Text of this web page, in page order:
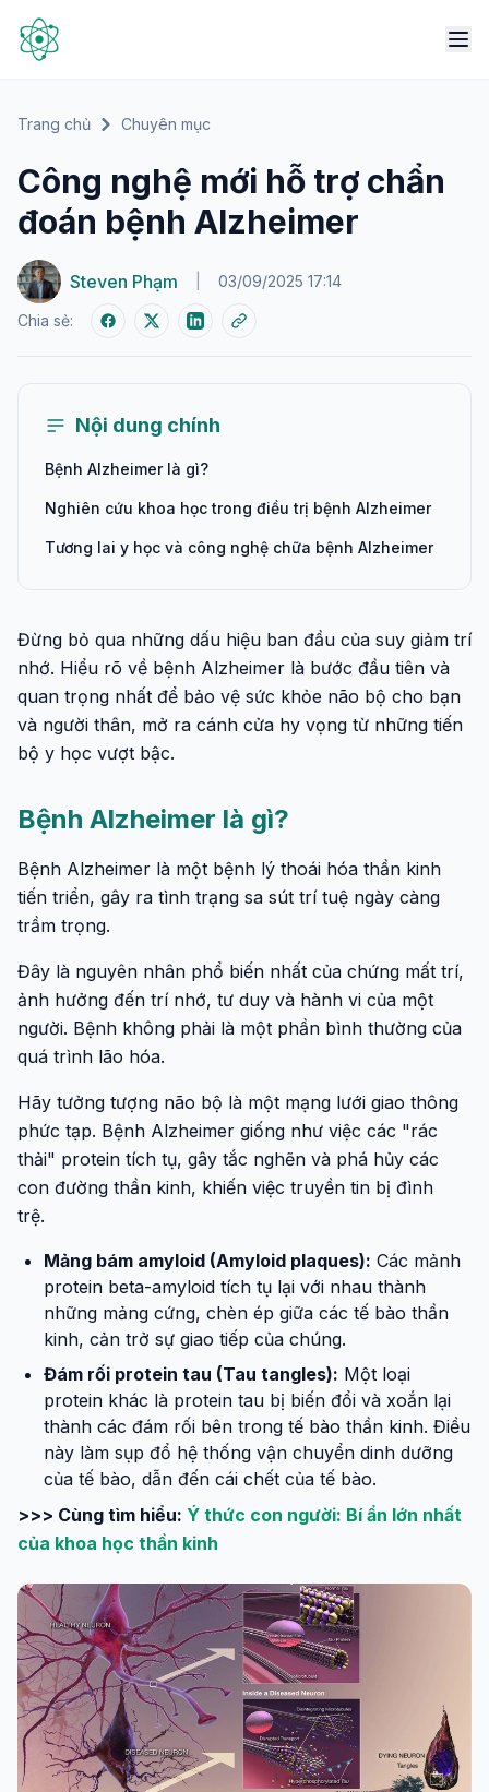
Trang chủ Chuyên mục
Công nghệ mới hỗ trợ chẩn
đoán bệnh Alzheimer
Steven Phạm 03/09/2025 17:14
Chia sẻ:
Nội dung chính
Bệnh Alzheimer là gì?
Nghiên cứu khoa học trong điều trị bệnh Alzheimer
Tương lai y học và công nghệ chữa bệnh Alzheimer
Đừng bỏ qua những dấu hiệu ban đầu của suy giảm trí
nhớ. Hiểu rõ về bệnh Alzheimer là bước đầu tiên và
quan trọng nhất để bảo vệ sức khỏe não bộ cho bạn
và người thân, mở ra cánh cửa hy vọng từ những tiến
bộ y học vượt bậc.
Bệnh Alzheimer là gì?
Bệnh Alzheimer là một bệnh lý thoái hóa thần kinh
tiến triển, gây ra tình trạng sa sút trí tuệ ngày càng
trầm trọng.
Đây là nguyên nhân phổ biến nhất của chứng mất trí,
ảnh hưởng đến trí nhớ, tư duy và hành vi của một
người. Bệnh không phải là một phần bình thường của
quá trình lão hóa.
Hãy tưởng tượng não bộ là một mạng lưới giao thông
phức tạp. Bệnh Alzheimer giống như việc các "rác
thải" protein tích tụ, gây tắc nghẽn và phá hủy các
con đường thần kinh, khiến việc truyền tin bị đình
trệ.
Mảng bám amyloid (Amyloid plaques): Các mảnh
protein beta-amyloid tích tụ lại với nhau thành
những mảng cứng, chèn ép giữa các tế bào thần
kinh, cản trở sự giao tiếp của chúng.
Đám rối protein tau (Tau tangles): Một loại
protein khác là protein tau bị biến đổi và xoắn lại
thành các đám rối bên trong tế bào thần kinh. Điều
này làm sụp đổ hệ thống vận chuyển dinh dưỡng
của tế bào, dẫn đến cái chết của tế bào.
>>> Cùng tìm hiểu: Ý thức con người: Bí ẩn lớn nhất
của khoa học thần kinh